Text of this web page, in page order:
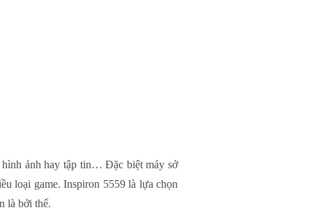
ảnh hay tập tin… Đặc biệt máy sở
loại game. Inspiron 5559 là lựa chọn
là bởi thế.